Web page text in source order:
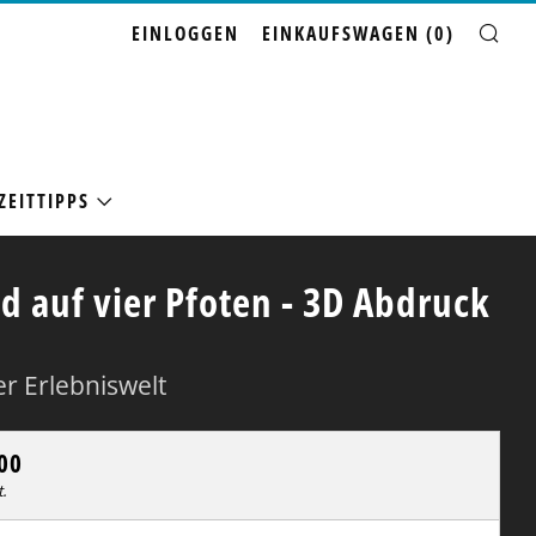
EINLOGGEN EINKAUFSWAGEN (0)
auf vier Pfoten - 3D Abdruck
Erlebniswelt